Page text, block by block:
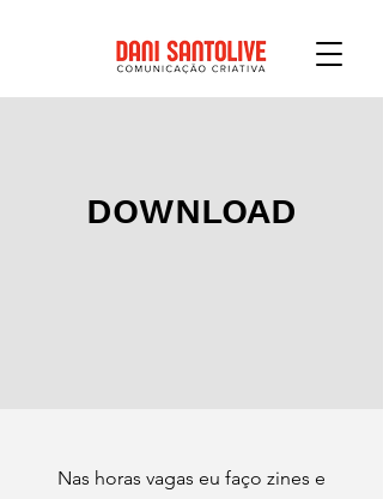
DOWNLOAD
Nas horas vagas eu faço zines e